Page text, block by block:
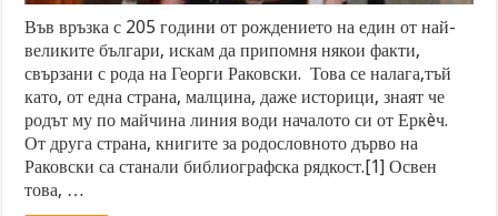
Във връзка с 205 години от рождението на един от най-
великите българи, искам да припомня някои факти,
свързани с рода на Георги Раковски. Това се налага,тъй
като, от една страна, малцина, даже историци, знаят че
родът му по майчина линия води началото си от Еркèч.
От друга страна, книгите за родословното дърво на
Раковски са станали библиографска рядкост.[1] Освен
това, …